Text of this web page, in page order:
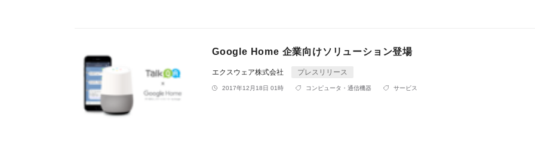
Google Home 企業向けソリューション登場
エクスウェア株式会社 プレスリリース
2017年12月18日 01時 コンピュータ・通信機器 サービス